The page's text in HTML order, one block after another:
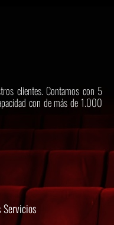
clientes. Contamos con 5
con de más de 1.000
Servicios